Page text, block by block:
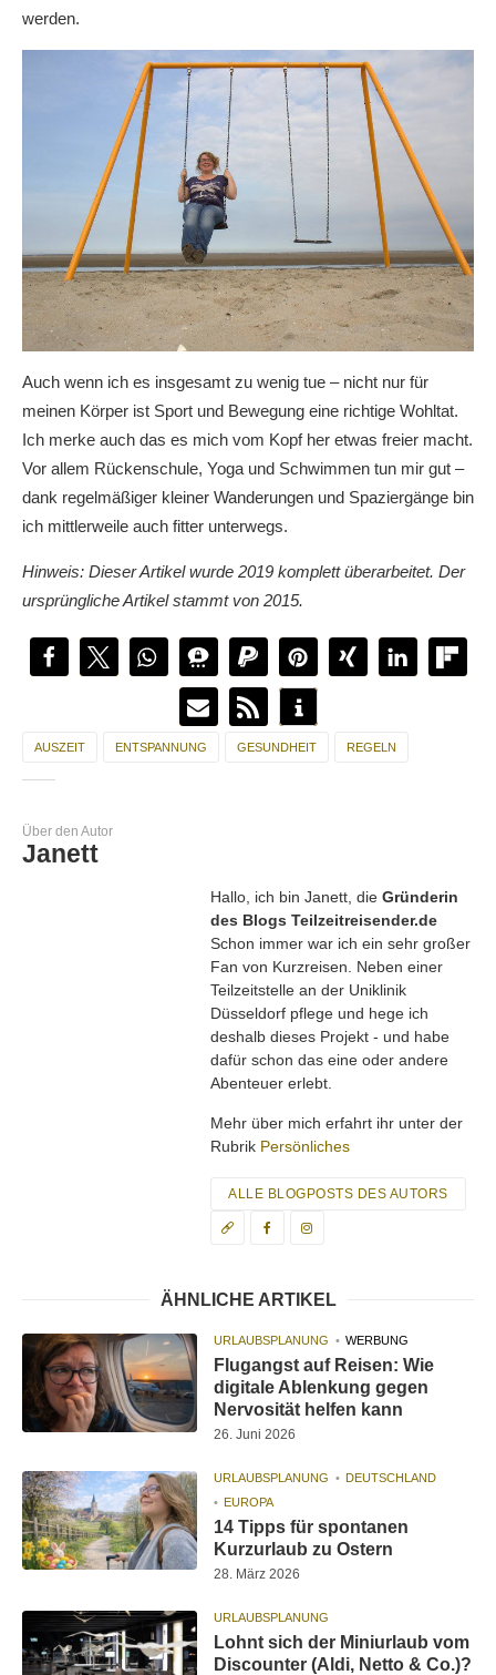
werden.
Auch wenn ich es insgesamt zu wenig tue – nicht nur für
meinen Körper ist Sport und Bewegung eine richtige Wohltat.
Ich merke auch das es mich vom Kopf her etwas freier macht.
Vor allem Rückenschule, Yoga und Schwimmen tun mir gut –
dank regelmäßiger kleiner Wanderungen und Spaziergänge bin
ich mittlerweile auch fitter unterwegs.
Hinweis: Dieser Artikel wurde 2019 komplett überarbeitet. Der
ursprüngliche Artikel stammt von 2015.
AUSZEIT ENTSPANNUNG GESUNDHEIT REGELN
Über den Autor
Janett
Hallo, ich bin Janett, die Gründerin
des Blogs Teilzeitreisender.de
Schon immer war ich ein sehr großer
Fan von Kurzreisen. Neben einer
Teilzeitstelle an der Uniklinik
Düsseldorf pflege und hege ich
deshalb dieses Projekt - und habe
dafür schon das eine oder andere
Abenteuer erlebt.
Mehr über mich erfahrt ihr unter der
Rubrik Persönliches
ALLE BLOGPOSTS DES AUTORS
ÄHNLICHE ARTIKEL
URLAUBSPLANUNG WERBUNG
Flugangst auf Reisen: Wie
digitale Ablenkung gegen
Nervosität helfen kann
26. Juni 2026
URLAUBSPLANUNG
DEUTSCHLAND
EUROPA
14 Tipps für spontanen
Kurzurlaub zu Ostern
28. März 2026
URLAUBSPLANUNG
Lohnt sich der Miniurlaub vom
Discounter (Aldi, Netto & Co.)?